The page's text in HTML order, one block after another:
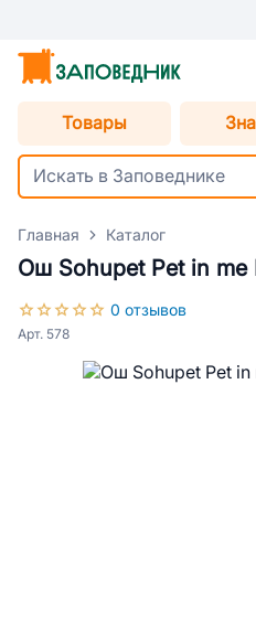
Товары
Главная Каталог
Ош Sohupet Pet in
0 отзывов
Арт. 578